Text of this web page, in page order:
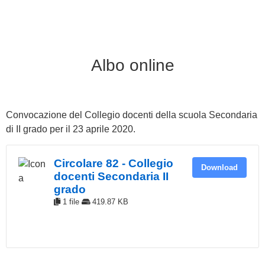
Albo online
Convocazione del Collegio docenti della scuola Secondaria
di II grado per il 23 aprile 2020.
Circolare 82 - Collegio
docenti Secondaria II
grado
1 file 419.87 KB
Download